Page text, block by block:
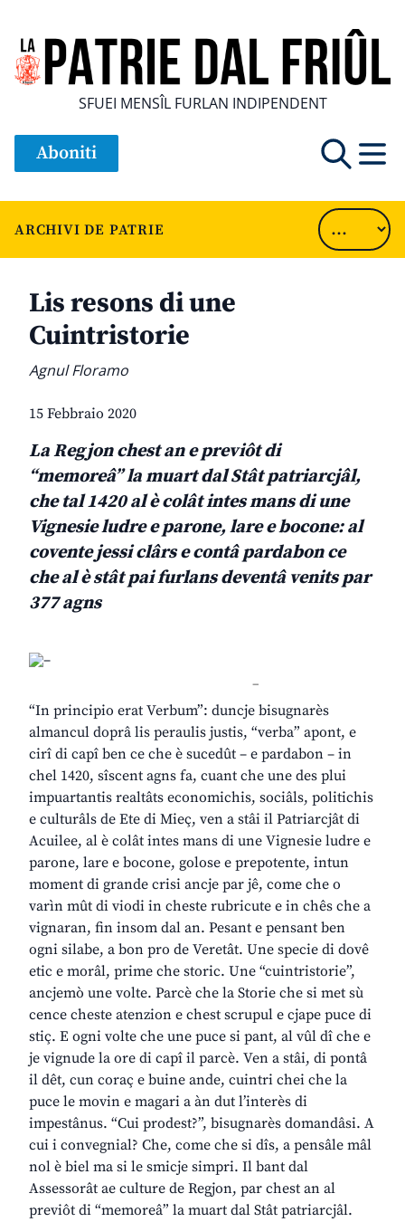
SFUEI MENSÎL FURLAN INDIPENDENT
Aboniti
ARCHIVI DE PATRIE
Lis resons di une
Cuintristorie
Agnul Floramo
15 Febbraio 2020
La Regjon chest an e previôt di
“memoreâ” la muartdal Stât patriarcjâl,
che tal 1420 al è colât intes mansdi une
Vignesie ludre e parone, lare e bocone:al
covente jessi clârs e contâ pardabonce
che al è stât pai furlans deventâ venits par
377 agns
–
“In principio erat Verbum”: duncje bisugnarès
almancul doprâ lis peraulis justis, “verba” apont, e
cirî di capî ben ce che è sucedût – e pardabon – in
chel 1420, sîscent agns fa, cuant che une des plui
impuartantis realtâts economichis, sociâls, politichis
e culturâls de Ete di Mieç, ven a stâi il Patriarcjât di
Acuilee, al è colât intes mans di une Vignesie ludre e
parone, lare e bocone, golose e prepotente, intun
moment di grande crisi ancje par jê, come che o
varìn mût di viodi in cheste rubricute e in chês che a
vignaran, fin insom dal an. Pesant e pensant ben
ogni silabe, a bon pro de Veretât. Une specie di dovê
etic e morâl, prime che storic. Une “cuintristorie”,
ancjemò une volte. Parcè che la Storie che si met sù
cence cheste atenzion e chest scrupul e cjape puce di
stiç. E ogni volte che une puce si pant, al vûl dî che e
je vignude la ore di capî il parcè. Ven a stâi, di pontâ
il dêt, cun coraç e buine ande, cuintri chei che la
puce le movin e magari a àn dut l’interès di
impestânus. “Cui prodest?”, bisugnarès domandâsi. A
cui i convegnial? Che, come che si dîs, a pensâle mâl
nol è biel ma si le smicje simpri. Il bant dal
Assessorât ae culture de Regjon, par chest an al
previôt di “memoreâ” la muart dal Stât patriarcjâl.